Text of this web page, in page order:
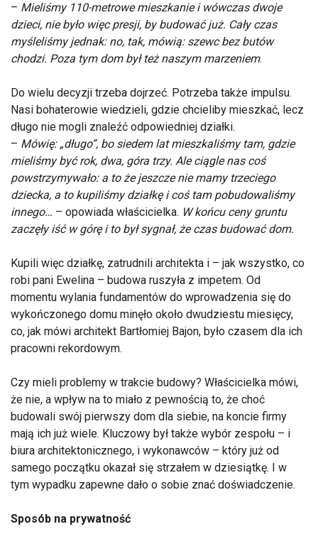
– Mieliśmy 110-metrowe mieszkanie i wówczas dwoje
dzieci, nie było więc presji, by budować już. Cały czas
myśleliśmy jednak: no, tak, mówią: szewc bez butów
chodzi. Poza tym dom był też naszym marzeniem.
Do wielu decyzji trzeba dojrzeć. Potrzeba także impulsu.
Nasi bohaterowie wiedzieli, gdzie chcieliby mieszkać, lecz
długo nie mogli znaleźć odpowiedniej działki.
– Mówię: „długo”, bo siedem lat mieszkaliśmy tam, gdzie
mieliśmy być rok, dwa, góra trzy. Ale ciągle nas coś
powstrzymywało: a to że jeszcze nie mamy trzeciego
dziecka, a to kupiliśmy działkę i coś tam pobudowaliśmy
innego… – opowiada właścicielka. W końcu ceny gruntu
zaczęły iść w górę i to był sygnał, że czas budować dom.
Kupili więc działkę, zatrudnili architekta i – jak wszystko, co
robi pani Ewelina – budowa ruszyła z impetem. Od
momentu wylania fundamentów do wprowadzenia się do
wykończonego domu minęło około dwudziestu miesięcy,
co, jak mówi architekt Bartłomiej Bajon, było czasem dla ich
pracowni rekordowym.
Czy mieli problemy w trakcie budowy? Właścicielka mówi,
że nie, a wpływ na to miało z pewnością to, że choć
budowali swój pierwszy dom dla siebie, na koncie firmy
mają ich już wiele. Kluczowy był także wybór zespołu – i
biura architektonicznego, i wykonawców – który już od
samego początku okazał się strzałem w dziesiątkę. I w
tym wypadku zapewne dało o sobie znać doświadczenie.
Sposób na prywatność